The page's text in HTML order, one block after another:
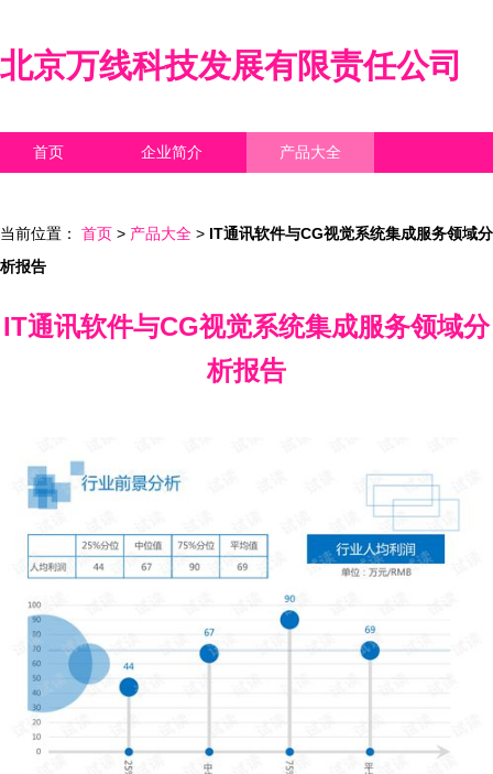
北京万线科技发展有限责任公司
首页 企业简介 产品大全
当前位置： 首页 > 产品大全 > IT通讯软件与CG视觉系统集成服务领域分
析报告
IT通讯软件与CG视觉系统集成服务领域分
析报告